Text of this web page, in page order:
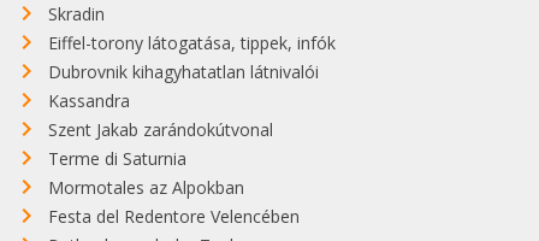
Skradin
Eiffel-torony látogatása, tippek, infók
Dubrovnik kihagyhatatlan látnivalói
Kassandra
Szent Jakab zarándokútvonal
Terme di Saturnia
Mormotales az Alpokban
Festa del Redentore Velencében